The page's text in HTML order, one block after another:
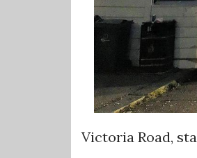
Victoria Road,